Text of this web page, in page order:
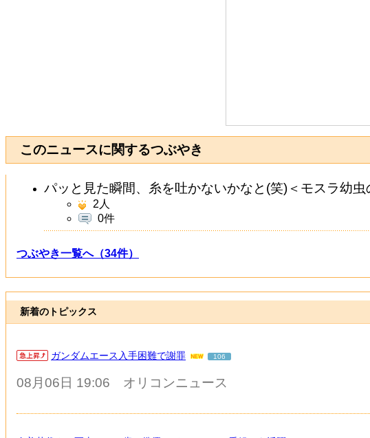
このニュースに関するつぶやき
パッと見た瞬間、糸を吐かないかなと(笑)＜モスラ幼虫
2 人
0件
つぶやき一覧へ（34件）
新着のトピックス
ガンダムエース入手困難で謝罪 106
08月06日 19:06 オリコンニュース